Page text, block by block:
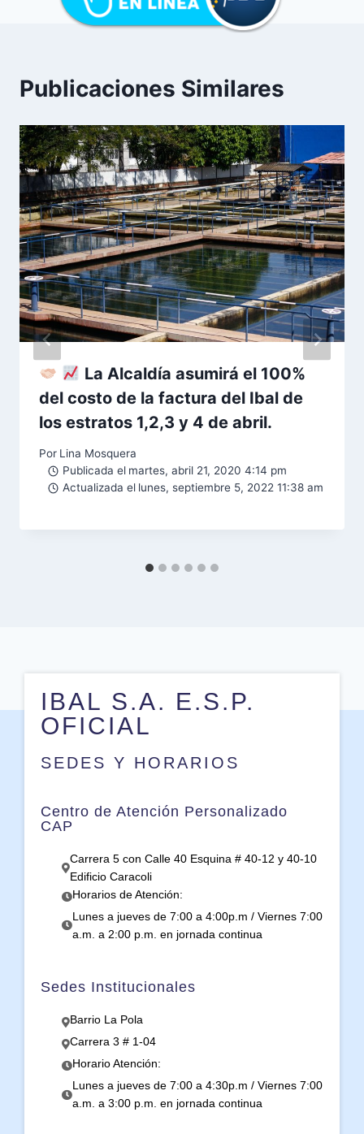
Publicaciones Similares
La Alcaldía asumirá el 100%
del costo de la factura del Ibal de
los estratos 1,2,3 y 4 de abril.
Por Lina Mosquera
Publicada el martes, abril 21, 2020 4:14 pm
Actualizada el lunes, septiembre 5, 2022 11:38 am
IBAL S.A. E.S.P.
OFICIAL
SEDES Y HORARIOS
Centro de Atención Personalizado
CAP
Carrera 5 con Calle 40 Esquina # 40-12 y 40-10
Edificio Caracoli
Horarios de Atención:
Lunes a jueves de 7:00 a 4:00p.m / Viernes 7:00
a.m. a 2:00 p.m. en jornada continua
Sedes Institucionales
Barrio La Pola
Carrera 3 # 1-04
Horario Atención:
Lunes a jueves de 7:00 a 4:30p.m / Viernes 7:00
a.m. a 3:00 p.m. en jornada continua